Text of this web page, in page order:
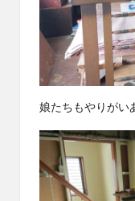
娘たちもやりがい